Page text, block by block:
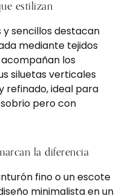
estilizan
y sencillos destacan
mediante tejidos
los
siluetas verticales
refinado, ideal para
pero con
la diferencia
fino o un escote
minimalista en un